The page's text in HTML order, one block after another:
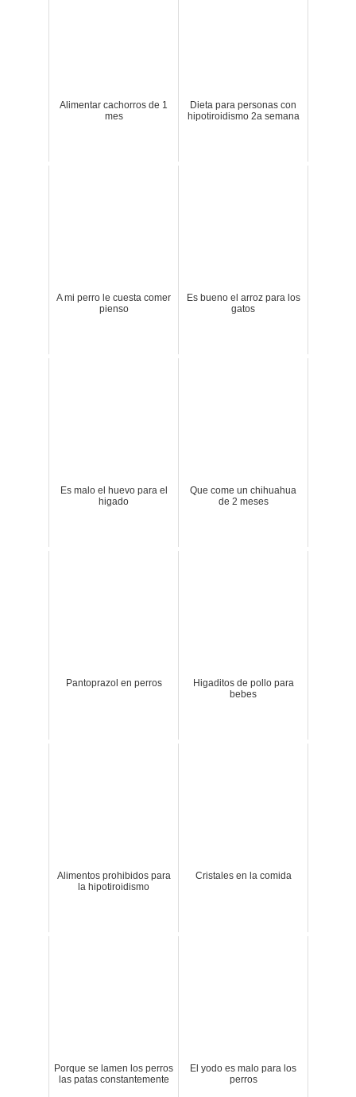
Alimentar cachorros de 1
mes
Dieta para personas con
hipotiroidismo 2a semana
A mi perro le cuesta comer
pienso
Es bueno el arroz para los
gatos
Es malo el huevo para el
higado
Que come un chihuahua
de 2 meses
Pantoprazol en perros
Higaditos de pollo para
bebes
Alimentos prohibidos para
la hipotiroidismo
Cristales en la comida
Porque se lamen los perros
las patas constantemente
El yodo es malo para los
perros